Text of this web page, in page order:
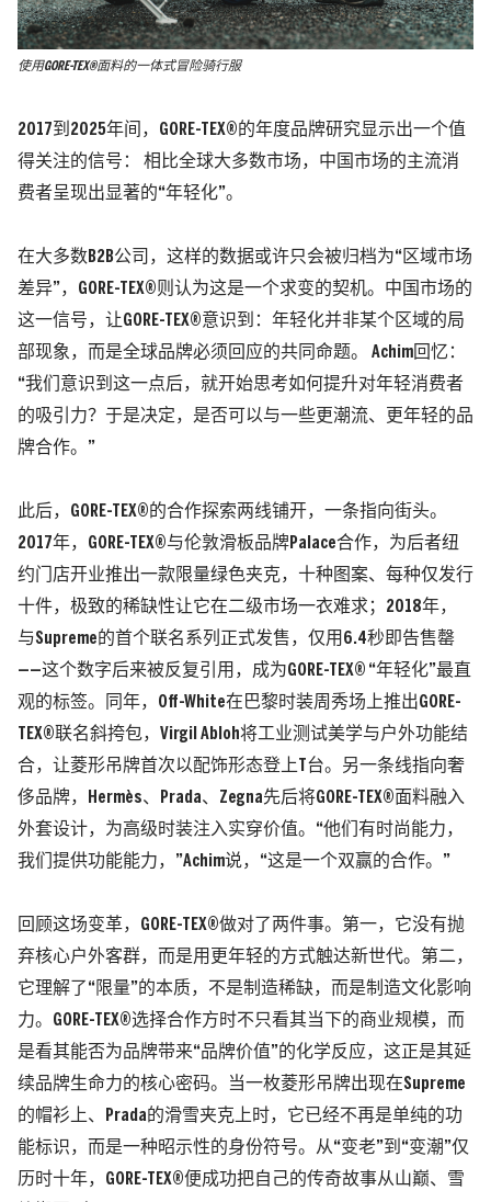
使用GORE-TEX®面料的一体式冒险骑行服
2017到2025年间，GORE-TEX®的年度品牌研究显示出一个值
得关注的信号： 相比全球大多数市场，中国市场的主流消
费者呈现出显著的“年轻化”。
在大多数B2B公司，这样的数据或许只会被归档为“区域市场
差异”，GORE-TEX®则认为这是一个求变的契机。中国市场的
这一信号，让GORE-TEX®意识到：年轻化并非某个区域的局
部现象，而是全球品牌必须回应的共同命题。 Achim回忆：
“我们意识到这一点后，就开始思考如何提升对年轻消费者
的吸引力？于是决定，是否可以与一些更潮流、更年轻的品
牌合作。”
此后，GORE-TEX®的合作探索两线铺开，一条指向街头。
2017年，GORE-TEX®与伦敦滑板品牌 Palace合作，为后者纽
约门店开业推出一款限量绿色夹克，十种图案、每种仅发行
十件，极致的稀缺性让它在二级市场一衣难求；2018年，
与Supreme的首个联名系列正式发售，仅用6.4秒即告售罄
——这个数字后来被反复引用，成为GORE-TEX® “年轻化”最直
观的标签。同年，Off-White在巴黎时装周秀场上推出GORE-
TEX®联名斜挎包，Virgil Abloh将工业测试美学与户外功能结
合，让菱形吊牌首次以配饰形态登上T台。另一条线指向奢
侈品牌，Hermès、Prada、Zegna先后将GORE-TEX®面料融入
外套设计，为高级时装注入实穿价值。“他们有时尚能力，
我们提供功能能力，”Achim说，“这是一个双赢的合作。”
回顾这场变革，GORE-TEX®做对了两件事。 第一，它没有抛
弃核心户外客群，而是用更年轻的方式触达新世代。第二，
它理解了“限量”的本质，不是制造稀缺，而是制造文化影响
力。 GORE-TEX®选择合作方时不只看其当下的商业规模，而
是看其能否为品牌带来“品牌价值”的化学反应，这正是其延
续品牌生命力的核心密码。当一枚菱形吊牌出现在Supreme
的帽衫上、Prada的滑雪夹克上时，它已经不再是单纯的功
能标识，而是一种昭示性的身份符号。从“变老”到“变潮”仅
历时十年，GORE-TEX®便成功把自己的传奇故事从山巅、雪